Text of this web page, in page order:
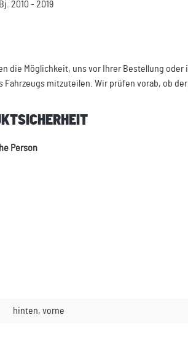
2010 - 2019
die Möglichkeit, uns vor Ihrer Bestellung
Fahrzeugs mitzuteilen. Wir prüfen vorab, ob
Person
hinten, vorne